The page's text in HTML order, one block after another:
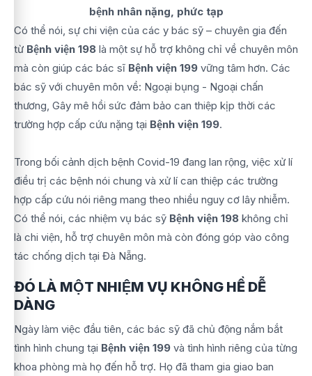
bệnh nhân nặng, phức tạp
Có thể nói, sự chi viện của các y bác sỹ – chuyên gia đến
từ Bệnh viện 198 là một sự hỗ trợ không chỉ về chuyên môn
mà còn giúp các bác sĩ Bệnh viện 199 vững tâm hơn. Các
bác sỹ với chuyên môn về: Ngoại bụng - Ngoại chấn
thương, Gây mê hồi sức đảm bảo can thiệp kịp thời các
trường hợp cấp cứu nặng tại Bệnh viện 199.
Trong bối cảnh dịch bệnh Covid-19 đang lan rộng, việc xử lí
điều trị các bệnh nói chung và xử lí can thiệp các trường
hợp cấp cứu nói riêng mang theo nhiều nguy cơ lây nhiễm.
Có thể nói, các nhiệm vụ bác sỹ Bệnh viện 198 không chỉ
là chi viện, hỗ trợ chuyên môn mà còn đóng góp vào công
tác chống dịch tại Đà Nẵng.
ĐÓ LÀ MỘT NHIỆM VỤ KHÔNG HỀ DỄ
DÀNG
Ngày làm việc đầu tiên, các bác sỹ đã chủ động nắm bắt
tình hình chung tại Bệnh viện 199 và tình hình riêng của từng
khoa phòng mà họ đến hỗ trợ. Họ đã tham gia giao ban